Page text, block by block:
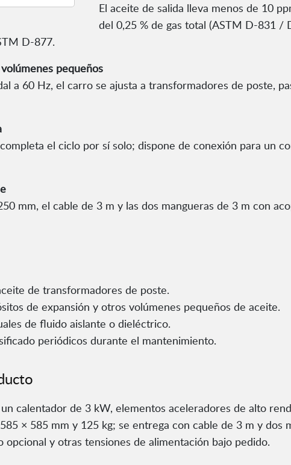
El aceite de salida lleva menos de 10
del 0,25 % de gas total (ASTM D-831 /
D-877.
pequeños
a 60 Hz, el carro se ajusta a transformadores de poste,
el ciclo por sí solo; dispone de conexión para un
mm, el cable de 3 m y las dos mangueras de 3 m con
de transformadores de poste.
de expansión y otros volúmenes pequeños de aceite.
de fluido aislante o dieléctrico.
periódicos durante el mantenimiento.
un calentador de 3 kW, elementos aceleradores de alto
× 585 mm y 125 kg; se entrega con cable de 3 m y dos
opcional y otras tensiones de alimentación bajo pedido.